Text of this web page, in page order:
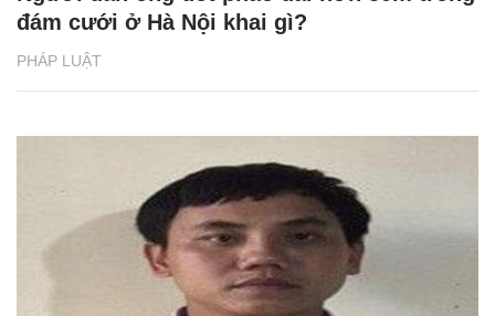
PHÁP LUẬT
đám cưới ở Hà Nội khai gì?